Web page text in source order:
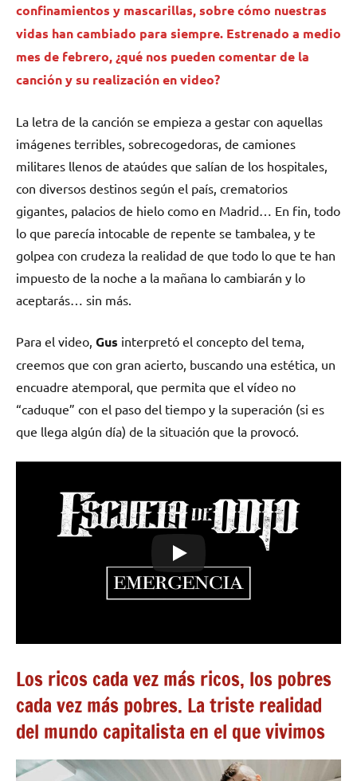
confinamientos y mascarillas, sobre cómo nuestras
vidas han cambiado para siempre. Estrenado a medio
mes de febrero, ¿qué nos pueden comentar de la
canción y su realización en video?
La letra de la canción se empieza a gestar con aquellas
imágenes terribles, sobrecogedoras, de camiones
militares llenos de ataúdes que salían de los hospitales,
con diversos destinos según el país, crematorios
gigantes, palacios de hielo como en Madrid… En fin, todo
lo que parecía intocable de repente se tambalea, y te
golpea con crudeza la realidad de que todo lo que te han
impuesto de la noche a la mañana lo cambiarán y lo
aceptarás… sin más.
Para el video, Gus interpretó el concepto del tema,
creemos que con gran acierto, buscando una estética, un
encuadre atemporal, que permita que el vídeo no
“caduque” con el paso del tiempo y la superación (si es
que llega algún día) de la situación que la provocó.
Los ricos cada vez más ricos, los pobres
cada vez más pobres. La triste realidad
del mundo capitalista en el que vivimos